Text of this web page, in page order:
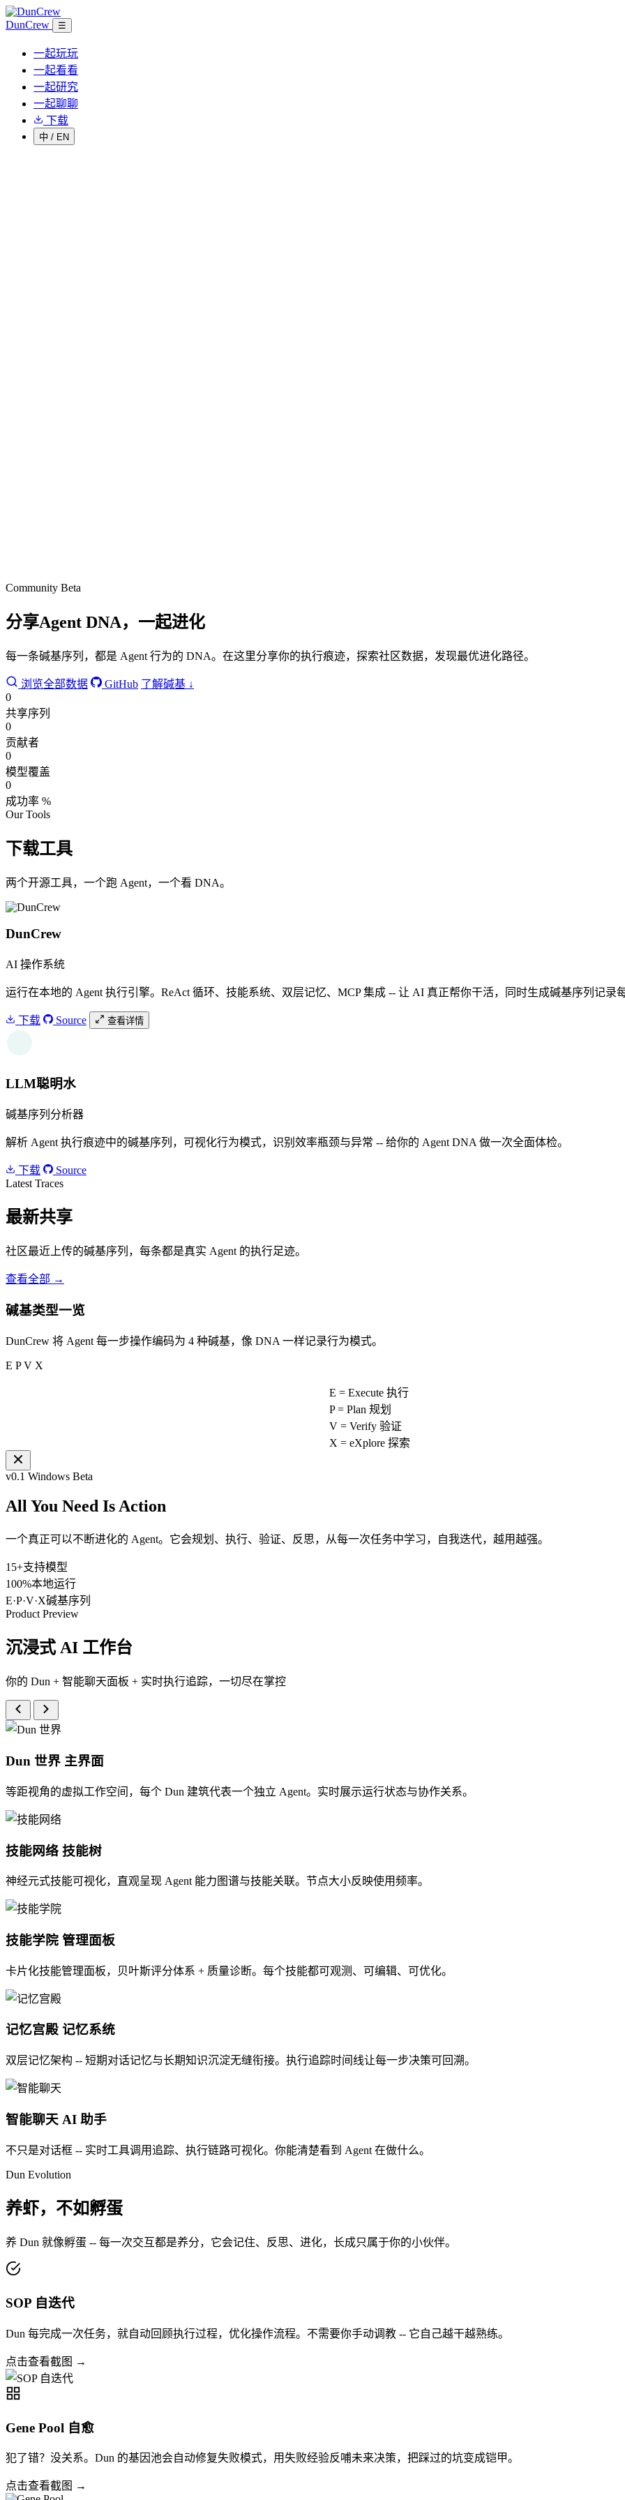
DunCrew ☰
一起玩玩
一起看看
一起研究
一起聊聊
下载
中 / EN
Community Beta
分享Agent DNA， 一起进化
每一条碱基序列，都是 Agent 行为的 DNA。在这里分享你的执行痕迹，探索社区数据，发现最优进化路径。
浏览全部数据 GitHub 了解碱基 ↓
0
共享序列
0
贡献者
0
模型覆盖
0
成功率 %
Our Tools
下载工具
两个开源工具，一个跑 Agent，一个看 DNA。
DunCrew
AI 操作系统
运行在本地的 Agent 执行引擎。ReAct 循环、技能系统、双层记忆、MCP 集成 -- 让 AI 真正帮你干活，同时生成碱基序列记录
下载 Source 查看详情
LLM聪明水
碱基序列分析器
解析 Agent 执行痕迹中的碱基序列，可视化行为模式，识别效率瓶颈与异常 -- 给你的 Agent DNA 做一次全面体检。
下载
Source
Latest Traces
最新共享
社区最近上传的碱基序列，每条都是真实 Agent 的执行足迹。
查看全部 →
碱基类型一览
DunCrew 将 Agent 每一步操作编码为 4 种碱基，像 DNA 一样记录行为模式。
E P V X
E = Execute 执行
P = Plan 规划
V = Verify 验证
X = eXplore 探索
v0.1 Windows Beta
All You Need Is Action
一个真正可以不断进化的 Agent。它会规划、执行、验证、反思，从每一次任务中学习，自我迭代，越用越强。
15+支持模型
100%本地运行
E·P·V·X碱基序列
Product Preview
沉浸式 AI 工作台
你的 Dun + 智能聊天面板 + 实时执行追踪，一切尽在掌控
Dun 世界 主界面
等距视角的虚拟工作空间，每个 Dun 建筑代表一个独立 Agent。实时展示运行状态与协作关系。
技能网络 技能树
神经元式技能可视化，直观呈现 Agent 能力图谱与技能关联。节点大小反映使用频率。
技能学院 管理面板
卡片化技能管理面板，贝叶斯评分体系 + 质量诊断。每个技能都可观测、可编辑、可优化。
记忆宫殿 记忆系统
双层记忆架构 -- 短期对话记忆与长期知识沉淀无缝衔接。执行追踪时间线让每一步决策可回溯。
智能聊天 AI 助手
不只是对话框 -- 实时工具调用追踪、执行链路可视化。你能清楚看到 Agent 在做什么。
Dun Evolution
养虾，不如孵蛋
养 Dun 就像孵蛋 -- 每一次交互都是养分，它会记住、反思、进化，长成只属于你的小伙伴。
SOP 自迭代
Dun 每完成一次任务，就自动回顾执行过程，优化操作流程。不需要你手动调教 -- 它自己越干越熟练。
点击查看截图 →
Gene Pool 自愈
犯了错？没关系。Dun 的基因池会自动修复失败模式，用失败经验反哺未来决策，把踩过的坑变成铠甲。
点击查看截图 →